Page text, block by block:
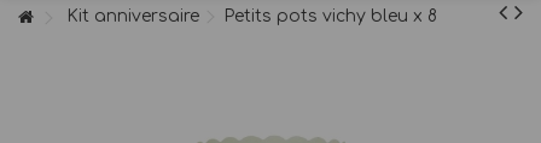
Kit anniversaire Petits pots vichy bleu x 8